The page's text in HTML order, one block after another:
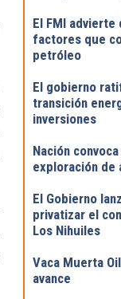
El FMI
factores que
petróleo
El gobierno
transición
inversiones
Nación
exploración
El Gobierno
privatizar el
Los Nihuiles
Vaca Muerta
avance